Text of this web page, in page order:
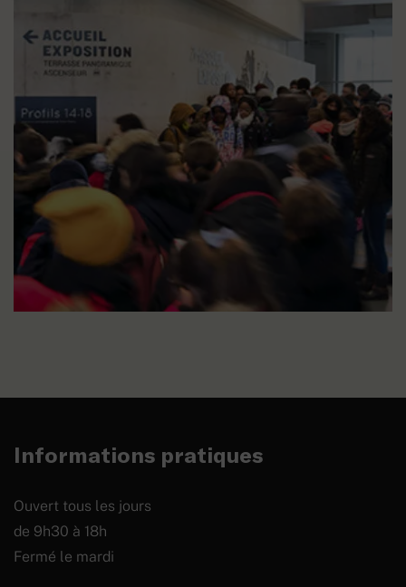
Réservation de la visite
JE RÉSERVE DÈS MAINTENANT MA VISITE
Informations pratiques
Ouvert tous les jours
de 9h30 à 18h
Fermé le mardi